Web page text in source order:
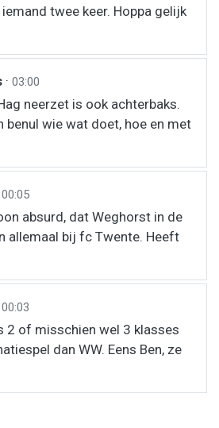
twee keer. Hoppa gelijk
· 03:00
neerzet is ook achterbaks.
benul wie wat doet, hoe en met
00:05
absurd, dat Weghorst in de
allemaal bij fc Twente. Heeft
00:03
2 of misschien wel 3 klasses
dan WW. Eens Ben, ze